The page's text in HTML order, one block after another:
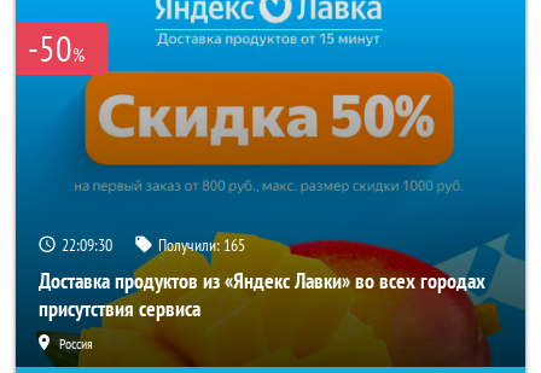
-50%
22:09:30 Получили: 165
Доставка продуктов из «Яндекс Лавки» во всех городах
присутствия сервиса
Россия